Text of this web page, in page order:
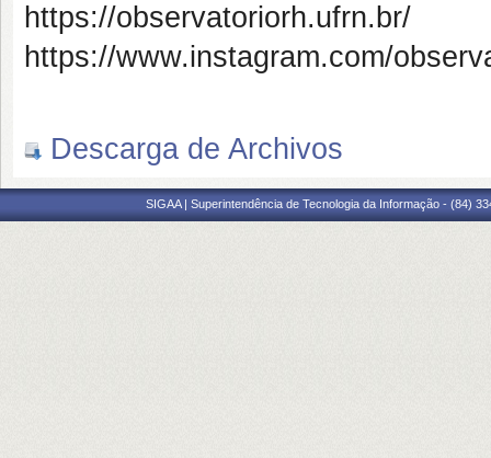
https://observatoriorh.ufrn.br/
https://www.instagram.com/
Descarga de Archivos
SIGAA | Superintendência de Tecnologia da Informação - (84)